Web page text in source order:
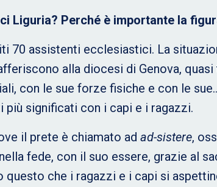
Liguria? Perché è importante la
70 assistenti ecclesiastici. La
alla diocesi di Genova,
con le sue forze fisiche e con le
significati con i capi e i ragazzi.
il prete è chiamato ad ad-sistere,
fede, con il suo essere, grazie al
questo che i ragazzi e i capi si